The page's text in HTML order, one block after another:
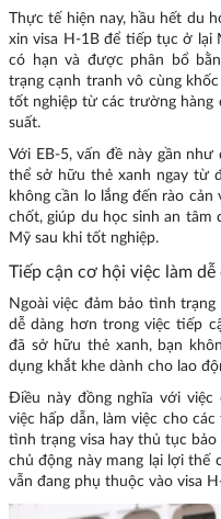
Thực tế hiện nay, hầu hết du
xin visa H-1B để tiếp tục ở lại
có hạn và được phân bổ
trạng cạnh tranh vô cùng
tốt nghiệp từ các trường hàng
suất.
Với EB-5, vấn đề này gần
thể sở hữu thẻ xanh ngay từ
không cần lo lắng đến rào
chốt, giúp du học sinh an tâm
Mỹ sau khi tốt nghiệp.
Tiếp cận cơ hội việc làm dễ
Ngoài việc đảm bảo tình
dễ dàng hơn trong việc tiếp
đã sở hữu thẻ xanh, bạn
dụng khắt khe dành cho lao
Điều này đồng nghĩa với
việc hấp dẫn, làm việc cho
tình trạng visa hay thủ tục
chủ động này mang lại lợi thế
vẫn đang phụ thuộc vào visa